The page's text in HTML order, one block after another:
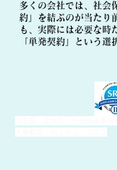
多くの会社では、社会
約」を結ぶのが当たり
も、実際には必要な時
「単発契約」という選